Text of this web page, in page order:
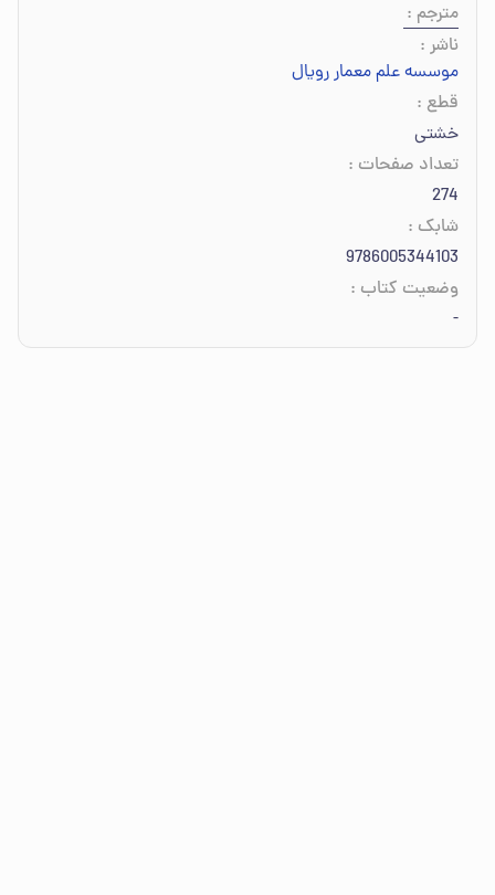
مترجم :
ناشر :
موسسه علم معمار رویال
قطع :
خشتی
تعداد صفحات :
274
شابک :
9786005344103
وضعیت کتاب :
-